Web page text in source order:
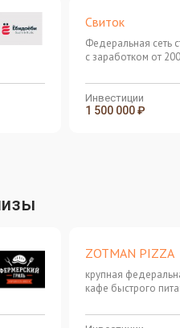
Свиток
Федеральная сеть
с заработком от
Инвестиции
1 500 000 ₽
ZOTMAN PIZZA
крупная
кафе быстрого